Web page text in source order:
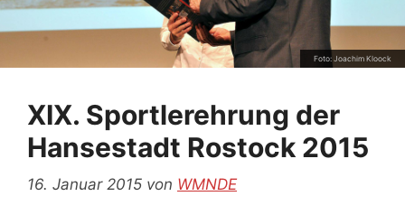
Foto: Joachim Kloock
XIX. Sportlerehrung der
Hansestadt Rostock 2015
16. Januar 2015 von WMNDE